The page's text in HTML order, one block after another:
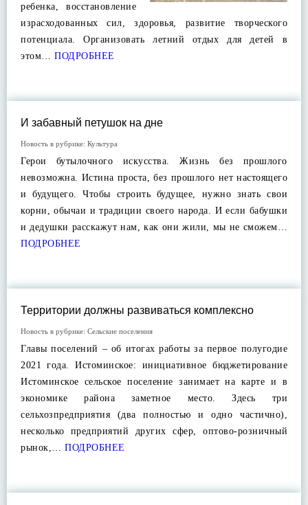
ребенка, восстановление
израсходованных сил, здоровья, развитие творческого
потенциала. Организовать летний отдых для детей в
этом… ПОДРОБНЕЕ
И забавный петушок на дне
Новость в рубрике: Культура
Герои бутылочного искусства. Жизнь без прошлого
невозможна. Истина проста, без прошлого нет настоящего
и будущего. Чтобы строить будущее, нужно знать свои
корни, обычаи и традиции своего народа. И если бабушки
и дедушки расскажут нам, как они жили, мы не сможем…
ПОДРОБНЕЕ
Территории должны развиваться комплексно
Новость в рубрике: Сельские поселения
Главы поселений – об итогах работы за первое полугодие
2021 года. Истоминское: инициативное бюджетирование
Истоминское сельское поселение занимает на карте и в
экономике района заметное место. Здесь три
сельхозпредприятия (два полностью и одно частично),
несколько предприятий других сфер, оптово-розничный
рынок,… ПОДРОБНЕЕ